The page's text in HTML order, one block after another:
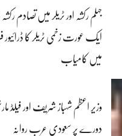
جہلم رکشہ اور ٹریلر میں تصادم رکشہ
ایک عورت زخمی ٹریلر کا ڈرائیور
میں کامیاب
وزیر اعظم شہباز شریف اور فیلڈ
دورے پر سعودی عرب روانہ